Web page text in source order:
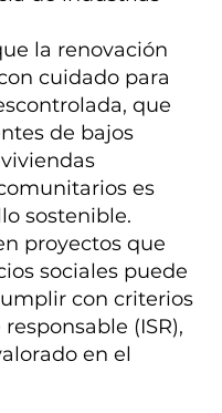
la renovación
cuidado para
que
de bajos
es
sostenible.
proyectos que
sociales puede
con criterios
(ISR),
en el